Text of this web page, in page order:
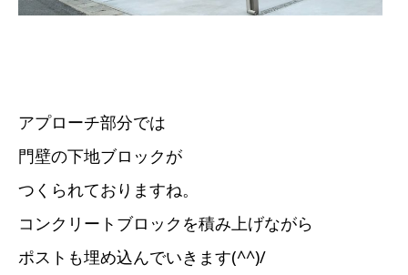
アプローチ部分では
門壁の下地ブロックが
つくられておりますね。
コンクリートブロックを積み上げながら
ポストも埋め込んでいきます(^^)/